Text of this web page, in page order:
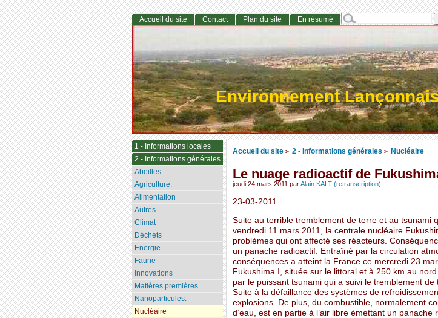
Environnement
Accueil du site > 2 - Informations générales > Nucléaire
Le nuage radioactif de
jeudi 24 mars 2011 parAlain KALT (retranscription)
23-03-2011
Suite au terrible tremblement de terre et au tsunami
vendredi 11 mars 2011, la centrale nucléaire
problèmes qui ont affecté ses réacteurs.
un panache radioactif. Entraîné par la circulation
conséquences a atteint la France ce mercredi 23
Fukushima I, située sur le littoral et à 250 km au
par le puissant tsunami qui a suivi le tremblement
Suite à la défaillance des systèmes de
explosions. De plus, du combustible, normalement
d’eau, est en partie à l’air libre émettant un panache
Accueil du site Contact Plan du site En résumé
1 - Informations locales
2 - Informations générales
Abeilles
Agriculture.
Alimentation
Autres
Climat
Déchets
Energie
Faune
Innovations
Matières premières
Nanoparticules.
Nucléaire